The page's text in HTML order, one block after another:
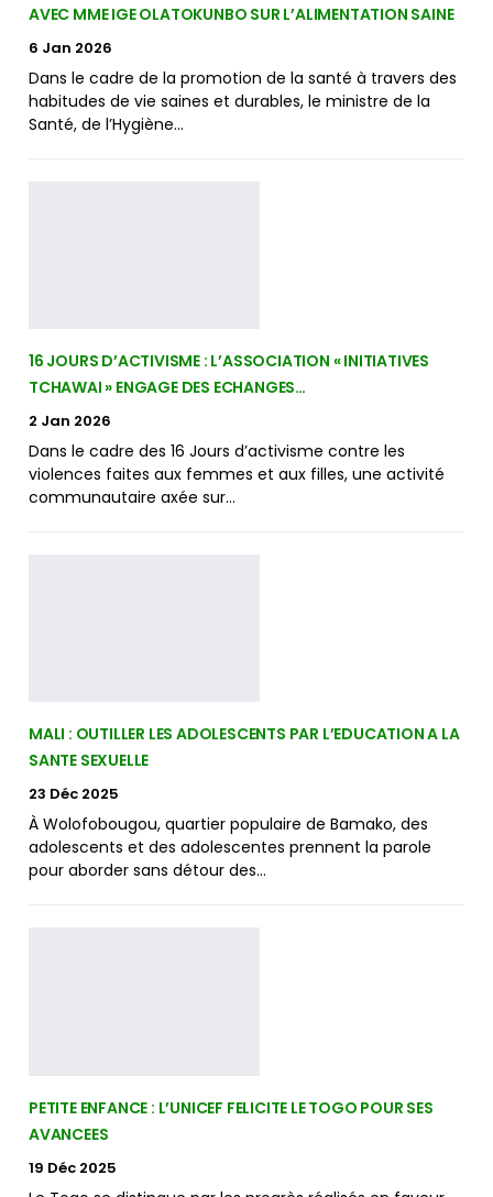
AVEC MME IGE OLATOKUNBO SUR L’ALIMENTATION SAINE
6 Jan 2026
Dans le cadre de la promotion de la santé à travers des
habitudes de vie saines et durables, le ministre de la
Santé, de l’Hygiène…
16 JOURS D’ACTIVISME : L’ASSOCIATION « INITIATIVES
TCHAWAI » ENGAGE DES ECHANGES…
2 Jan 2026
Dans le cadre des 16 Jours d’activisme contre les
violences faites aux femmes et aux filles, une activité
communautaire axée sur…
MALI : OUTILLER LES ADOLESCENTS PAR L’EDUCATION A LA
SANTE SEXUELLE
23 Déc 2025
À Wolofobougou, quartier populaire de Bamako, des
adolescents et des adolescentes prennent la parole
pour aborder sans détour des…
PETITE ENFANCE : L’UNICEF FELICITE LE TOGO POUR SES
AVANCEES
19 Déc 2025